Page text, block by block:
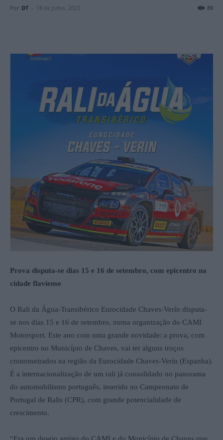
Por DT - 18 de Julho, 2023 89
Prova disputa-se dias 15 e 16 de setembro, com epicentro na
cidade flaviense
O Rali da Água-Transibérico Eurocidade Chaves-Verín disputa-
se nos dias 15 e 16 de setembro, numa organização do CAMI
Motorsport. Este ano com uma grande novidade: a prova, com
epicentro no Município de Chaves, vai ter alguns troços
cronometrados na região da Eurocidade Chaves-Verín (Espanha).
É a internacionalização de um rali já consolidado no panorama
do automobilismo português, inserido no Campeonato de
Portugal de Ralis (CPR), com grande potencialidade de
crescimento.